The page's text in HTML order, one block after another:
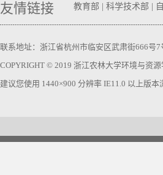
友情链接 教育部 科学技术部
联系地址：浙江省杭州市临安区武肃街666号
COPYRIGHT © 2019 浙江农林大学环境与资源
建议您使用 1440×900 分辨率 IE11.0 以上版本